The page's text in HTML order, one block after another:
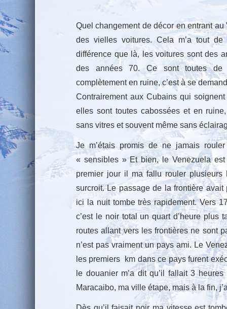
Quel changement de décor en entrant
des vielles voitures. Cela m’a tout
différence que là, les voitures sont des
des années 70. Ce sont toutes de
complètement en ruine, c’est à se
Contrairement aux Cubains qui
elles sont toutes cabossées et en
sans vitres et souvent même sans
Je m’étais promis de ne jamais
« sensibles » Et bien, le Venezuela
premier jour il ma fallu rouler
surcroit. Le passage de la frontière
ici la nuit tombe très rapidement. Vers
c’est le noir total un quart d’heure plus
routes allant vers les frontières ne sont
n’est pas vraiment un pays ami. Le
les premiers km dans ce pays furent
le douanier m’a dit qu’il fallait 3
Maracaibo, ma ville étape, mais à la fin,